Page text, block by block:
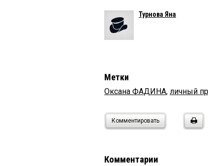
Турнова Яна
Метки
Оксана ФАДИНА, личный
Комментировать
Комментарии